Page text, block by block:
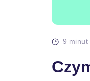
9 minut